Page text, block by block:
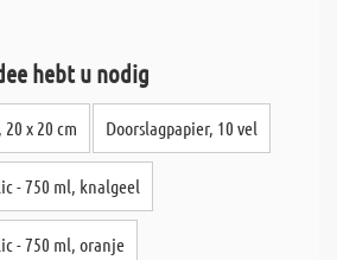
hebt u nodig
x 20 cm Doorslagpapier, 10 vel
- 750 ml, knalgeel
- 750 ml, oranje